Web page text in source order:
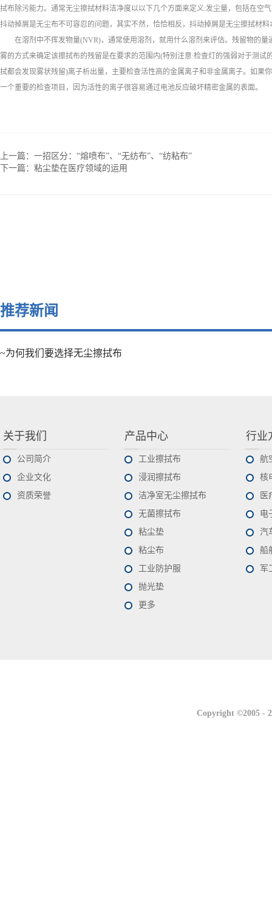
拭布除污能力。通常无尘擦拭材料洁净度以以下几个方面来定义:发尘量，包括在空
抖动掉屑是无尘布不可容忍的问题，其实不然，恰恰相反，抖动掉屑是无尘擦拭材
在溶剂中不挥发物量(NVR)，通常使用溶剂，就用什么溶剂来评估。残留物的
雾的方式来确定该擦拭布的残留是在要求的范围内(特别注意:检查灯的强弱对于测
拭都会发现雾状残留)离子析出量，主要检查活性高的金属离子和非金属离子。如果
一个重要的检查项目，因为活性的离子很容易通过电池反应破坏精密金属的表面。
上一篇： 一招区分：“熔喷布”、“无纺布”、“纺粘布”
下一篇： 粘尘垫在医疗领域的运用
推荐新闻
~为何我们要选择无尘擦拭布
关于我们
公司简介
企业文化
资质荣誉
产品中心
工业擦拭布
浸润擦拭布
洁净室无尘擦拭布
无菌擦拭布
粘尘垫
粘尘布
工业防护服
抛光垫
更多
行业
航
核
医
电
汽
船
军
Copyright ©2005 -